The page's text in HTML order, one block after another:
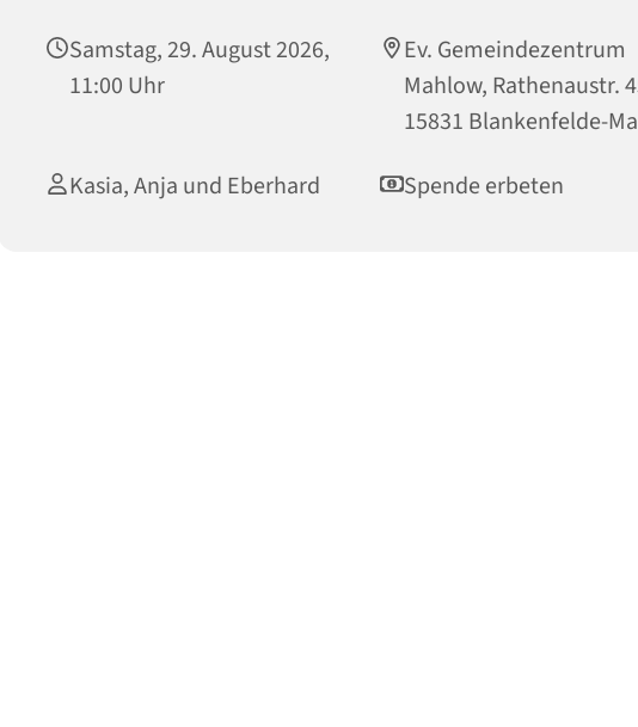
Samstag, 29. August 2026,
11:00 Uhr
Ev. Gemeindezentrum
Mahlow, Rathenaustr.
15831 Blankenfelde-
Kasia, Anja und Eberhard
Spende erbeten